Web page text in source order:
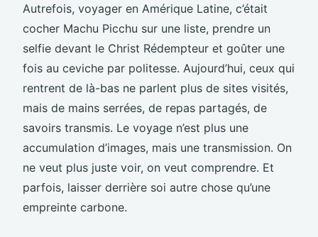
Autrefois, voyager en Amérique Latine, c’était
cocher Machu Picchu sur une liste, prendre un
selfie devant le Christ Rédempteur et goûter une
fois au ceviche par politesse. Aujourd’hui, ceux qui
rentrent de là-bas ne parlent plus de sites visités,
mais de mains serrées, de repas partagés, de
savoirs transmis. Le voyage n’est plus une
accumulation d’images, mais une transmission. On
ne veut plus juste voir, on veut comprendre. Et
parfois, laisser derrière soi autre chose qu’une
empreinte carbone.